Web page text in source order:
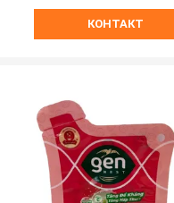
КОНТАКТ